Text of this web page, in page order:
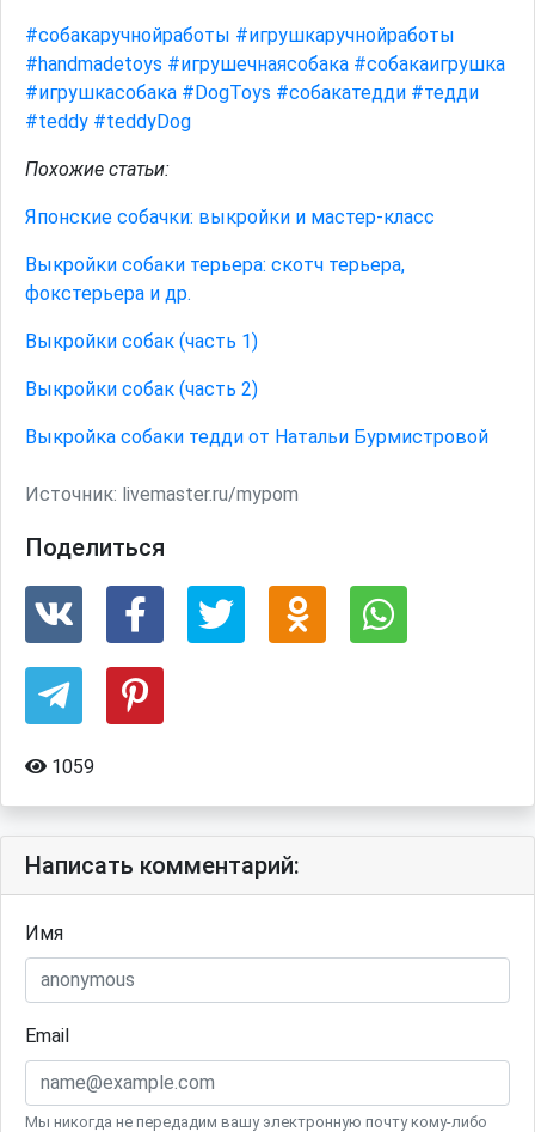
#собакаручнойработы #игрушкаручнойработы
#handmadetoys #игрушечнаясобака #собакаигрушка
#игрушкасобака #DogToys #собакатедди #тедди
#teddy #teddyDog
Похожие статьи:
Японские собачки: выкройки и мастер-класс
Выкройки собаки терьера: скотч терьера,
фокстерьера и др.
Выкройки собак (часть 1)
Выкройки собак (часть 2)
Выкройка собаки тедди от Натальи Бурмистровой
Источник: livemaster.ru/mypom
Поделиться
1059
Написать комментарий:
Имя
Email
Мы никогда не передадим вашу электронную почту кому-либо